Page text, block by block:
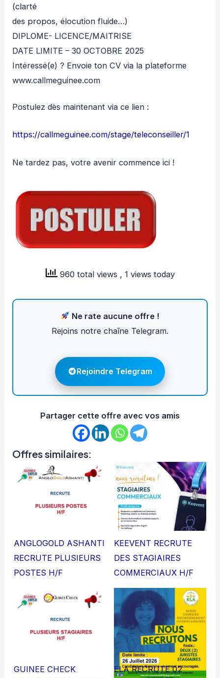
(clarté
des propos, élocution fluide…)
DIPLOME- LICENCE/MAITRISE
DATE LIMITE – 30 OCTOBRE 2025
Intéressé(e) ? Envoie ton CV via la plateforme
www.callmeguinee.com
Postulez dès maintenant via ce lien :
https://callmeguinee.com/stage/teleconseiller/1
Ne tardez pas, votre avenir commence ici !
960 total views , 1 views today
Ne rate aucune offre !
Rejoins notre chaîne Telegram.
Rejoindre Telegram
Partager cette offre avec vos amis
Offres similaires:
ANGLOGOLD ASHANTI
RECRUTE PLUSIEURS
POSTES H/F
KEEVENT RECRUTE
DES STAGIAIRES
COMMERCIAUX H/F
GUINEE CHECK
ELA RECRUTE 02